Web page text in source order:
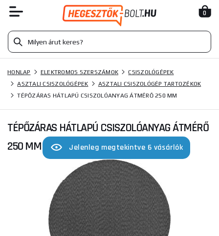
0
HONLAP ELEKTROMOS SZERSZÁMOK
CSISZOLÓGÉPEK
ASZTALI CSISZOLÓGÉPEK
ASZTALI CSISZOLÓGÉP TARTOZÉKOK
TÉPŐZÁRAS HÁTLAPÚ CSISZOLÓANYAG ÁTMÉRŐ 250 MM
TÉPŐZÁRAS HÁTLAPÚ CSISZOLÓANYAG ÁTMÉRŐ
250 MM
Jelenleg megtekintve 6 vásárlók